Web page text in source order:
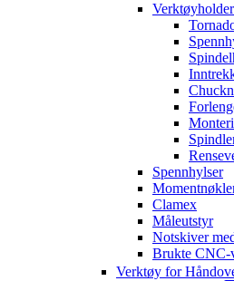
Spennhylser
Clamex
Måleutstyr
Notskiver
Brukte CNC-
Verktøy for